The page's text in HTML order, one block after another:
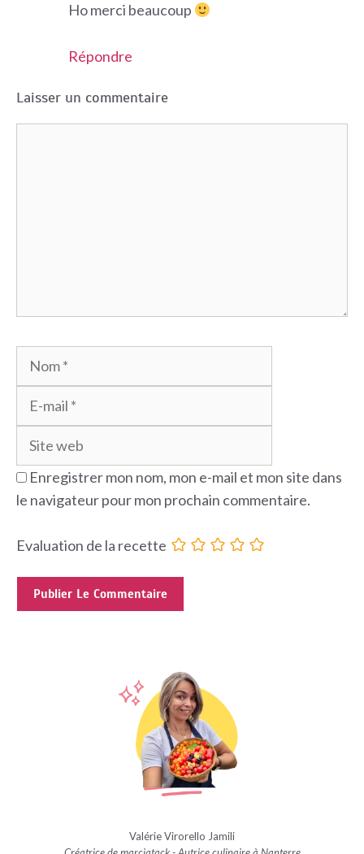
Ho merci beaucoup
Répondre
Laisser un commentaire
Nom
Enregistrer mon nom, mon e-mail et mon site dans
le navigateur pour mon prochain commentaire.
Evaluation de la recette
Valérie Virorello Jamili